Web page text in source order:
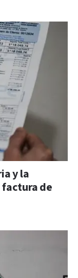
y la
de